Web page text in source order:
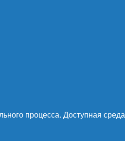
процесса. Доступная среда